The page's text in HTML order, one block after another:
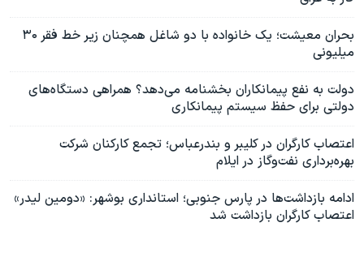
بحران معیشت؛ یک خانواده با دو شاغل همچنان زیر خط فقر ۳۰
میلیونی
دولت به نفع پیمانکاران بخشنامه می‌دهد؟ همراهی دستگاه‌های
دولتی برای حفظ سیستم پیمانکاری
اعتصاب کارگران در کلیبر و بندرعباس؛ تجمع کارکنان شرکت
بهره‌برداری نفت‌وگاز در ایلام
ادامه بازداشت‌ها در پارس جنوبی؛ استانداری بوشهر: «دومین لیدر»
اعتصاب کارگران بازداشت شد